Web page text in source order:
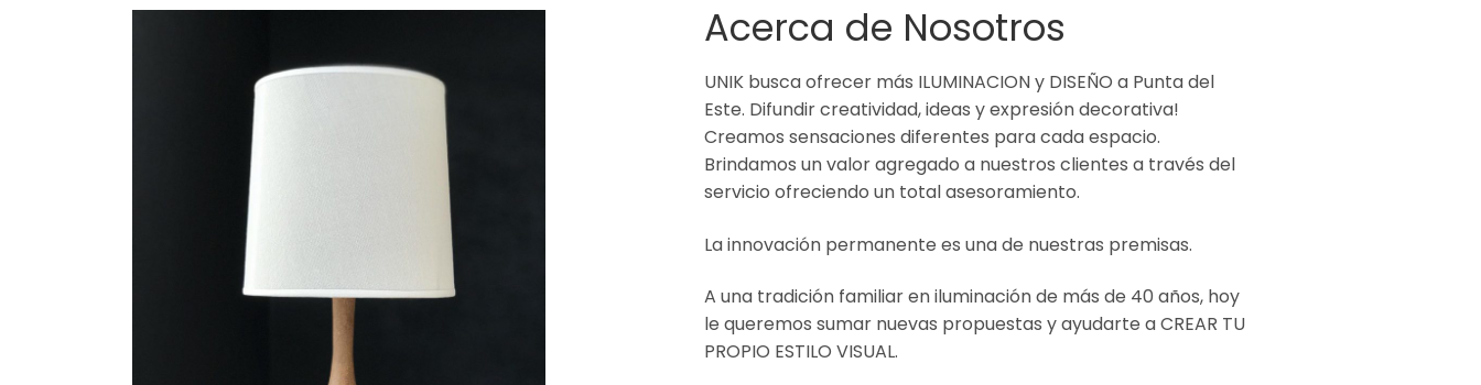
Acerca de Nosotros
UNIK busca ofrecer más ILUMINACION y DISEÑO a Punta del
Este. Difundir creatividad, ideas y expresión decorativa!
Creamos sensaciones diferentes para cada espacio.
Brindamos un valor agregado a nuestros clientes a través del
servicio ofreciendo un total asesoramiento.
La innovación permanente es una de nuestras premisas.
A una tradición familiar en iluminación de más de 40 años, hoy
le queremos sumar nuevas propuestas y ayudarte a CREAR TU
PROPIO ESTILO VISUAL.